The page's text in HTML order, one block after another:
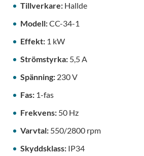
Tillverkare: Hallde
Modell:CC-34-1
Effekt: 1 kW
Strömstyrka: 5,5 A
Spänning: 230 V
Fas: 1-fas
Frekvens: 50 Hz
Varvtal: 550/2800 rpm
Skyddsklass: IP34